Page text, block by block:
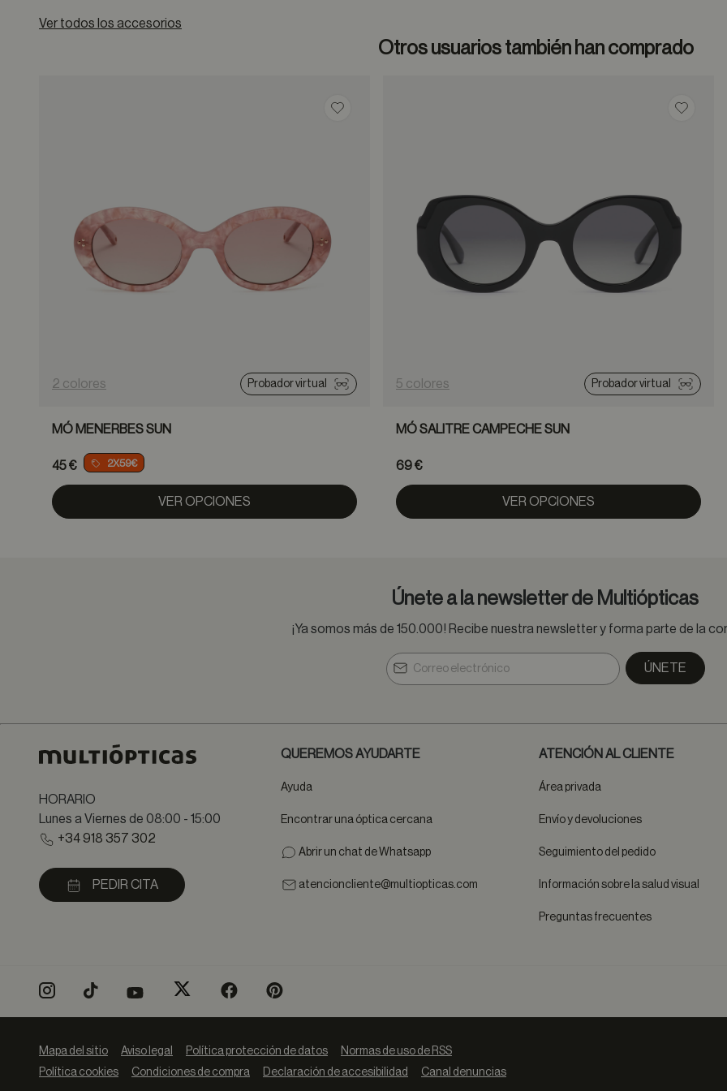
Ver todos los accesorios
Otros usuarios también han comprado
Guardar en favoritos
2 colores Probador virtual
MÓ MENERBES SUN
45 € 2X59€
VER OPCIONES
5 colores Probador virtual
MÓ SALITRE CAMPECHE SUN
69 €
VER OPCIONES
Únete a la newsletter de Multiópticas
¡Ya somos más de 150.000! Recibe nuestra newsletter y forma parte de la
ÚNETE
HORARIO
Lunes a Viernes de 08:00 - 15:00
+34 918 357 302
PEDIR CITA
QUEREMOS AYUDARTE
Ayuda
Encontrar una óptica cercana
Abrir un chat de Whatsapp
atencioncliente@multiopticas.com
ATENCIÓN AL CLIENTE
Área privada
Envío y devoluciones
Seguimiento del pedido
Información sobre la salud visual
Preguntas frecuentes
Mapa del sitio Aviso legal Política protección de datos
Normas de uso de RSS
Política cookies
Condiciones de compra Declaración de accesibilidad Canal denuncias